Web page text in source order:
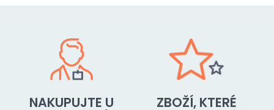
NAKUPUJTE U
ZBOŽÍ, KTERÉ